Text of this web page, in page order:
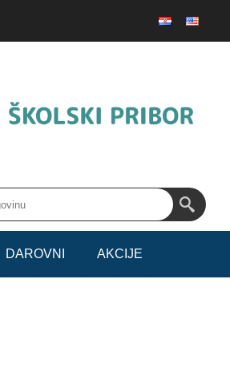
DAROVNI AKCIJE